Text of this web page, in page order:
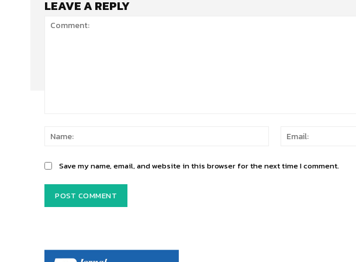
LEAVE A REPLY
Name:
Save my name, email, and website in this browser for the next time I comment.